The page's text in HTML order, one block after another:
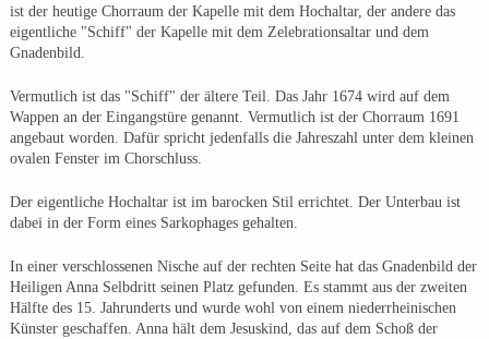
ist der heutige Chorraum der Kapelle mit dem Hochaltar, der andere das
eigentliche "Schiff" der Kapelle mit dem Zelebrationsaltar und dem
Gnadenbild.
Vermutlich ist das "Schiff" der ältere Teil. Das Jahr 1674 wird auf dem
Wappen an der Eingangstüre genannt. Vermutlich ist der Chorraum 1691
angebaut worden. Dafür spricht jedenfalls die Jahreszahl unter dem kleinen
ovalen Fenster im Chorschluss.
Der eigentliche Hochaltar ist im barocken Stil errichtet. Der Unterbau ist
dabei in der Form eines Sarkophages gehalten.
In einer verschlossenen Nische auf der rechten Seite hat das Gnadenbild der
Heiligen Anna Selbdritt seinen Platz gefunden. Es stammt aus der zweiten
Hälfte des 15. Jahrunderts und wurde wohl von einem niederrheinischen
Künster geschaffen. Anna hält dem Jesuskind, das auf dem Schoß der